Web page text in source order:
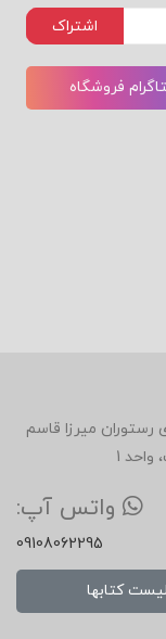
اشتراک
فروشگاه
فروردین، روبروی رستوران میرزا قاسم
1
واتس آپ:
09108062295
لیست کتابها